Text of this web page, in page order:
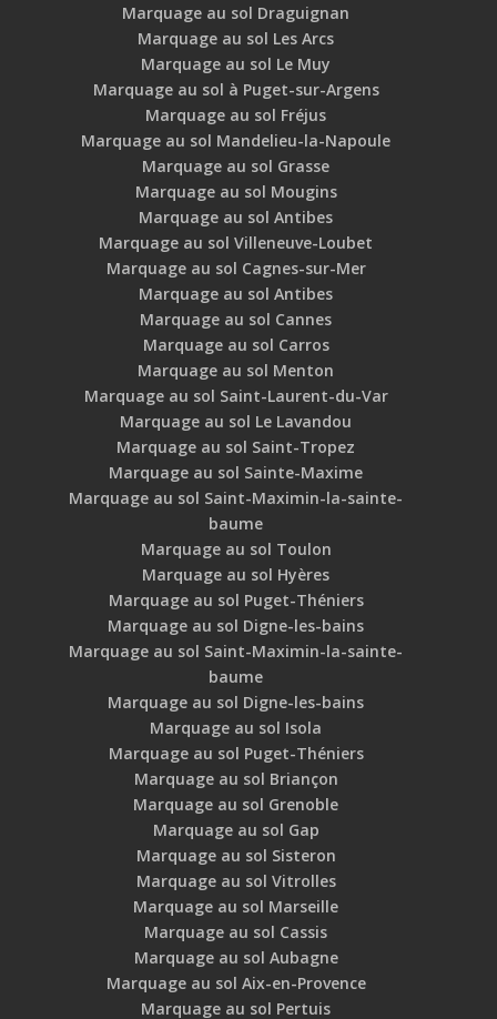
Marquage au sol Draguignan
Marquage au sol Les Arcs
Marquage au sol Le Muy
Marquage au sol à Puget-sur-Argens
Marquage au sol Fréjus
Marquage au sol Mandelieu-la-Napoule
Marquage au sol Grasse
Marquage au sol Mougins
Marquage au sol Antibes
Marquage au sol Villeneuve-Loubet
Marquage au sol Cagnes-sur-Mer
Marquage au sol Antibes
Marquage au sol Cannes
Marquage au sol Carros
Marquage au sol Menton
Marquage au sol Saint-Laurent-du-Var
Marquage au sol Le Lavandou
Marquage au sol Saint-Tropez
Marquage au sol Sainte-Maxime
Marquage au sol Saint-Maximin-la-sainte-
baume
Marquage au sol Toulon
Marquage au sol Hyères
Marquage au sol Puget-Théniers
Marquage au sol Digne-les-bains
Marquage au sol Saint-Maximin-la-sainte-
baume
Marquage au sol Digne-les-bains
Marquage au sol Isola
Marquage au sol Puget-Théniers
Marquage au sol Briançon
Marquage au sol Grenoble
Marquage au sol Gap
Marquage au sol Sisteron
Marquage au sol Vitrolles
Marquage au sol Marseille
Marquage au sol Cassis
Marquage au sol Aubagne
Marquage au sol Aix-en-Provence
Marquage au sol Pertuis